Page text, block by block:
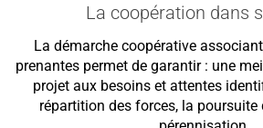
La coopération dans
La démarche coopérative
prenantes permet de garantir : une
projet aux besoins et attentes
répartition des forces, la poursuite